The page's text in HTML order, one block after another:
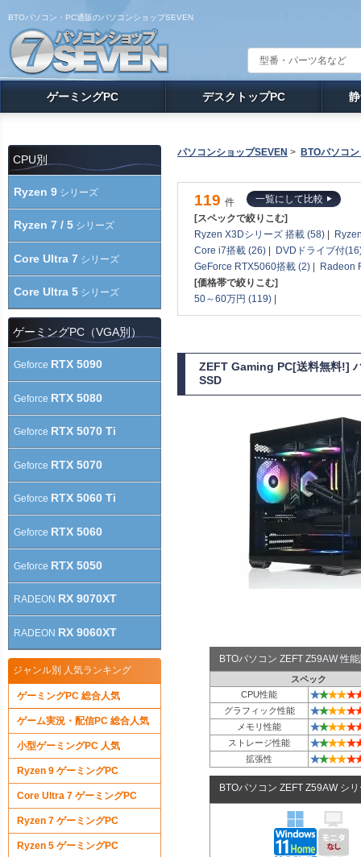
BTOパソコン・PC通販のパソコンショップSEVEN
ゲーミングPC デスクトップPC
パソコンショップSEVEN > BTOパソコ
119 件
一覧にして比較
[スペックで絞りこむ]
Ryzen X3Dシリーズ 搭載 (58) |
Core i7搭載 (26) | DVDドライブ付
GeForce RTX5060搭載 (2) | Radeon
[価格帯で絞りこむ]
50～60万円 (119) |
ZEFT Gaming PC[送料無料!]
SSD
BTOパソコン ZEFT Z59AW 性
スペック
CPU性能
★★★★★
グラフィック性能 ★★★★★
メモリ性能 ★★★★★
ストレージ性能 ★★★★★
拡張性 ★★★★★
BTOパソコン ZEFT Z59AW シ
CPU別
Ryzen 9 シリーズ
Ryzen 7 / 5 シリーズ
Core Ultra 7 シリーズ
Core Ultra 5 シリーズ
ゲーミングPC（VGA別）
Geforce RTX 5090
Geforce RTX 5080
Geforce RTX 5070 Ti
Geforce RTX 5070
Geforce RTX 5060 Ti
Geforce RTX 5060
Geforce RTX 5050
RADEON RX 9070XT
RADEON RX 9060XT
ジャンル別 人気ランキング
ゲーミングPC 総合人気
ゲーム実況・配信PC 総合人気
小型ゲーミングPC 人気
Ryzen 9 ゲーミングPC
Core Ultra 7 ゲーミングPC
Ryzen 7 ゲーミングPC
Ryzen 5 ゲーミングPC